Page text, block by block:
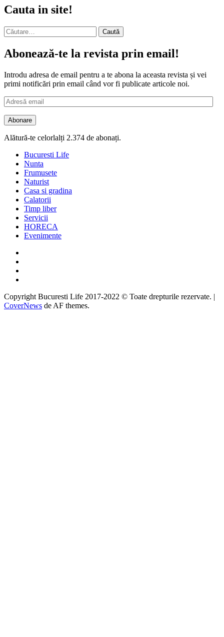
Cauta in site!
Caută
după:
Abonează-te la revista prin email!
Introdu adresa de email pentru a te abona la aceasta revista și vei
primi notificări prin email când vor fi publicate articole noi.
Adresă
email
Abonare
Alătură-te celorlalți 2.374 de abonați.
Bucuresti Life
Nunta
Frumusete
Naturist
Casa si gradina
Calatorii
Timp liber
Servicii
HORECA
Evenimente
Copyright Bucuresti Life 2017-2022 © Toate drepturile rezervate. |
CoverNews de AF themes.